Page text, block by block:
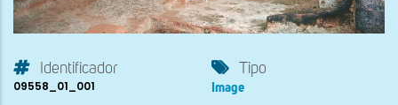
Identificador
09558_01_001
Tipo
Image